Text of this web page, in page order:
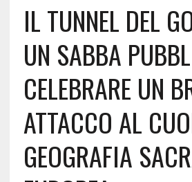
IL TUNNEL DEL
UN SABBA
CELEBRARE UN
ATTACCO AL
GEOGRAFIA